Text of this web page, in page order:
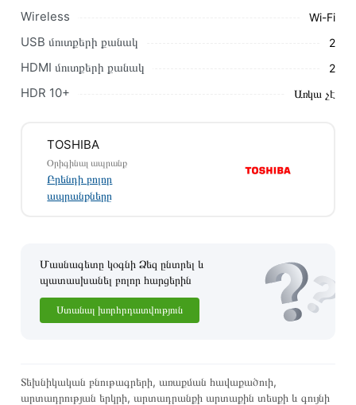
Մեր պրոֆեսիոնալ մենեջերները կմշակեն պատվերը և
պայմանները։ Նախքան առցանց պատվեր տեղադրելը,
խորհուրդ ենք տալիս կարդալ նկարագրությունը,
կատարվում է 14 օրվա ընթացքում:
Wireless Wi-Fi
USB մուտքերի քանակ 2
HDMI մուտքերի քանակ 2
HDR 10+ Առկա չէ
TOSHIBA
Օրիգինալ ապրանք
Բրենդի բոլոր
ապրանքները
Մասնագետը կօգնի Ձեզ ընտրել և
պատասխանել բոլոր հարցերին
Ստանալ խորհրդատվություն
Տեխնիկական բնութագրերի, առաքման հավաքածուի,
արտադրության երկրի, արտադրանքի արտաքին տեսքի և գույնի